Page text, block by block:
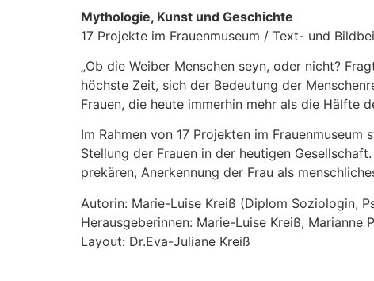
Mythologie, Kunst und Geschichte
17 Projekte im Frauenmuseum / Text- und
„Ob die Weiber Menschen seyn, oder nicht?
höchste Zeit, sich der Bedeutung der
Frauen, die heute immerhin mehr als die Hälfte
Im Rahmen von 17 Projekten im
Stellung der Frauen in der heutigen
prekären, Anerkennung der Frau als
Autorin: Marie-Luise Kreiß (Diplom Soziologin,
Herausgeberinnen: Marie-Luise Kreiß, Marianne
Layout: Dr.Eva-Juliane Kreiß